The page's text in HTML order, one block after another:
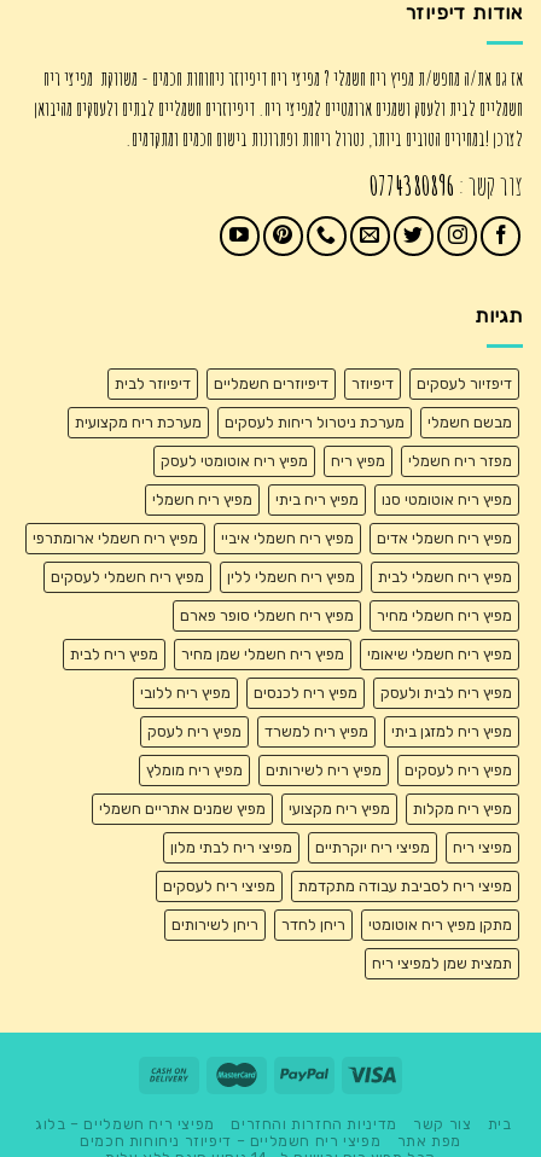
אודות דיפיוזר
אז גם את/ה מחפש/ת מפיץ ריח חשמלי ? מפיצי ריח דיפיוזר ניחוחות חכמים - משווקת מפיצי ריח
חשמליים לבית ולעסק ושמנים ארומטיים למפיצי ריח. דיפיוזרים חשמליים לבתים ולעסקים מהיבואן
לצרכן !במחירים הטובים ביותר, נטרול ריחות ופתרונות בישום חכמים ומתקדמים.
צור קשר : 0774380896
תגיות
דיפזיור לעסקים דיפיוזר דיפיוזרים חשמליים דיפיוזר לבית
מבשם חשמלי מערכת ניטרול ריחות לעסקים מערכת ריח מקצועית
מפזר ריח חשמלי מפיץ ריח מפיץ ריח אוטומטי לעסק
מפיץ ריח אוטומטי סנו מפיץ ריח ביתי מפיץ ריח חשמלי
מפיץ ריח חשמלי אדים מפיץ ריח חשמלי איביי מפיץ ריח חשמלי ארומתרפי
מפיץ ריח חשמלי לבית מפיץ ריח חשמלי ללין מפיץ ריח חשמלי לעסקים
מפיץ ריח חשמלי מחיר מפיץ ריח חשמלי סופר פארם
מפיץ ריח חשמלי שיאומי מפיץ ריח חשמלי שמן מחיר מפיץ ריח לבית
מפיץ ריח לבית ולעסק מפיץ ריח לכנסים מפיץ ריח ללובי
מפיץ ריח למזגן ביתי מפיץ ריח למשרד מפיץ ריח לעסק
מפיץ ריח לעסקים מפיץ ריח לשירותים מפיץ ריח מומלץ
מפיץ ריח מקלות מפיץ ריח מקצועי מפיץ שמנים אתריים חשמלי
מפיצי ריח מפיצי ריח יוקרתיים מפיצי ריח לבתי מלון
מפיצי ריח לסביבת עבודה מתקדמת מפיצי ריח לעסקים
מתקן מפיץ ריח אוטומטי ריחן לחדר ריחן לשירותים
תמצית שמן למפיצי ריח
בית צור קשר מדיניות החזרות והחזרים
מפיצי ריח חשמליים – בלוג
מפת אתר
מפיצי ריח חשמליים – דיפיוזר ניחוחות חכמים